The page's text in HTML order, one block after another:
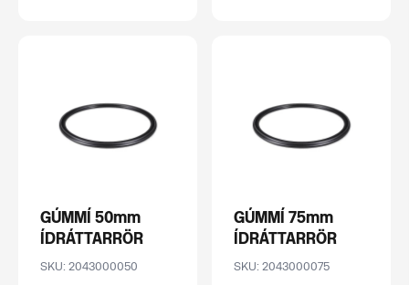
GÚMMÍ 50mm
ÍDRÁTTARRÖR
SKU: 2043000050
GÚMMÍ 75mm
ÍDRÁTTARRÖR
SKU: 2043000075